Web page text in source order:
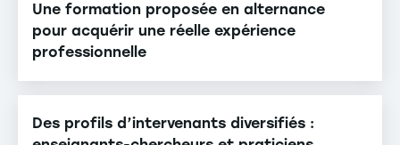
Une formation proposée en alternance
pour acquérir une réelle expérience
professionnelle
Des profils d’intervenants diversifiés :